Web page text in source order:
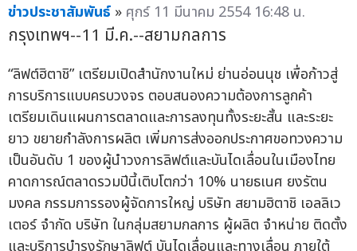
ข่าวประชาสัมพันธ์ » ศุกร์ 11 มีนาคม 2554 16:48 น.
กรุงเทพฯ--11 มี.ค.--สยามกลการ
“ลิฟต์ฮิตาชิ” เตรียมเปิดสำนักงานใหม่ ย่านอ่อนนุช เพื่อก้าวสู่
การบริการแบบครบวงจร ตอบสนองความต้องการลูกค้า
เตรียมเดินแผนการตลาดและการลงทุนทั้งระยะสั้น และระยะ
ยาว ขยายกำลังการผลิต เพิ่มการส่งออกประกาศขอทวงความ
เป็นอันดับ 1 ของผู้นำวงการลิฟต์และบันไดเลื่อนในเมืองไทย
คาดการณ์ตลาดรวมปีนี้เติบโตกว่า 10% นายธเนศ ยงรัตน
มงคล กรรมการรองผู้จัดการใหญ่ บริษัท สยามฮิตาชิ เอลลิเว
เตอร์ จำกัด บริษัท ในกลุ่มสยามกลการ ผู้ผลิต จำหน่าย ติดตั้ง